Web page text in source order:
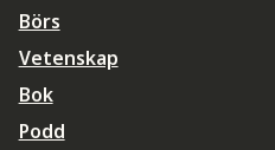
Börs
Vetenskap
Bok
Podd